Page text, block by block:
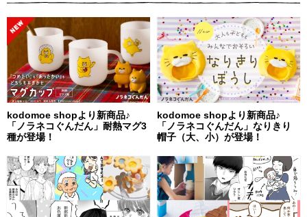
kodomoe shopより新商品♪
「ノラネコぐんだん」耐熱マグ3
種が登場！
kodomoe shopより新商品♪
「ノラネコぐんだん」なりきり
帽子（大、小）が登場！